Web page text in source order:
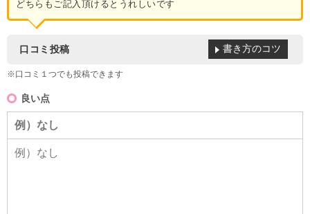
どちらもご記入頂けるとうれしいです
口コミ投稿
※口コミ１つでも投稿できます
書き方のコツ
良い点